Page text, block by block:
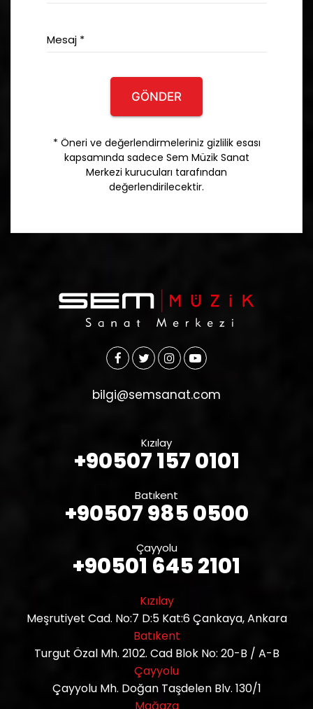
Mesaj *
GÖNDER
* Öneri ve değerlendirmeleriniz gizlilik esası
kapsamında sadece Sem Müzik Sanat
Merkezi kurucuları tarafından
değerlendirilecektir.
bilgi@semsanat.com
Kızılay
+90507 157 0101
Batıkent
+90507 985 0500
Çayyolu
+90501 645 2101
Kızılay
Meşrutiyet Cad. No:7 D:5 Kat:6 Çankaya, Ankara
Batıkent
Turgut Özal Mh. 2102. Cad Blok No: 20-B / A-B
Çayyolu
Çayyolu Mh. Doğan Taşdelen Blv. 130/1